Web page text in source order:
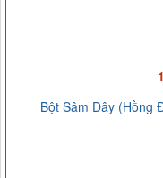
Bột Sâm Dây (Hồng